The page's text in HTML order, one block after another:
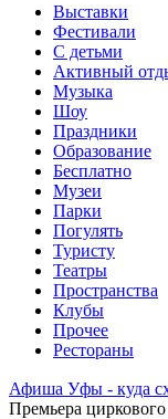
Выставки
Фестивали
С детьми
Активный
Музыка
Шоу
Праздники
Образование
Бесплатно
Музеи
Парки
Погулять
Туристу
Театры
Пространства
Клубы
Прочее
Рестораны
Афиша Уфы - куда
Премьера